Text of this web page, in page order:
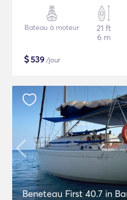
Bateau à moteur
21 ft
6 m
$539 /jour
Beneteau First 40.7 in